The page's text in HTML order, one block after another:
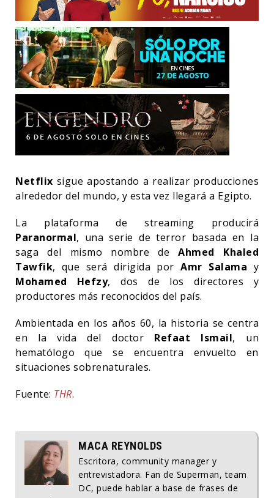
Netflix sigue apostando a realizar producciones
alrededor del mundo, y esta vez llegará a Egipto.
La plataforma de streaming producirá
Paranormal, una serie de terror basada en la
saga del mismo nombre deAhmed Khaled
Tawfik, que será dirigida porAmr Salama y
Mohamed Hefzy, dos de los directores y
productores más reconocidos del país.
Ambientada en los años 60, la historia se centra
en la vida del doctor Refaat Ismail, un
hematólogo que se encuentra envuelto en
situaciones sobrenaturales.
Fuente: THR.
MACA REYNOLDS
Escritora, community manager y
entrevistadora. Fan de Superman, team
DC, puede hablar a base de frases de